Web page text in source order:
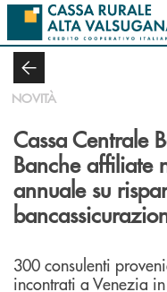
Salta al contenuto principale
NOVITÀ
Cassa Centrale
Banche affiliate
annuale su
300 consulenti
incontrati a Venezia